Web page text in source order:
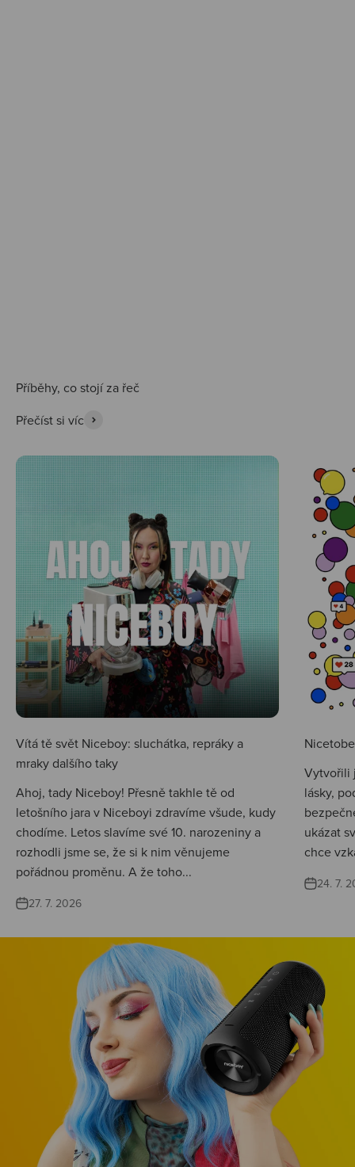
Přečíst si víc
Vítá tě svět Niceboy: sluchátka, repráky a
mraky dalšího taky
Ahoj, tady Niceboy! Přesně takhle tě od
letošního jara v Niceboyi zdravíme všude, kudy
chodíme. Letos slavíme své 10. narozeniny a
rozhodli jsme se, že si k nim věnujeme
pořádnou proměnu. A že toho...
27. 7. 2026
Vytvořili
lásky,
ukázat
chce
24. 7.